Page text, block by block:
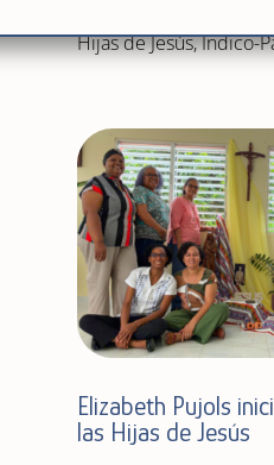
Hijas de Jesús,Índico-
Elizabeth Pujols
las Hijas de Jesús